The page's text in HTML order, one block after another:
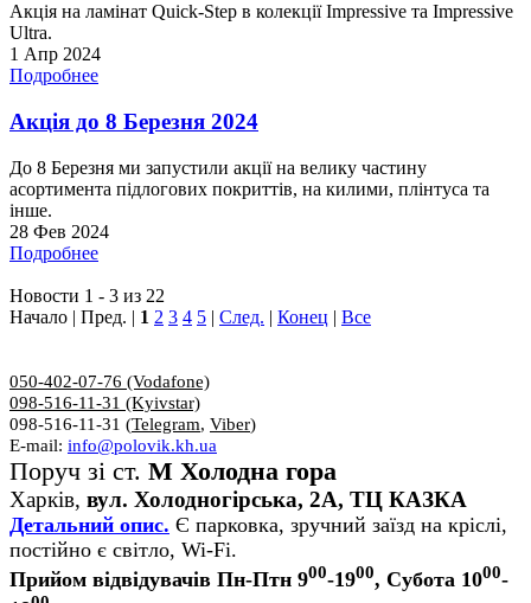
Акція на ламінат Quick-Step в колекції Impressive та Impressive
Ultra.
1 Апр 2024
Подробнее
Акція до 8 Березня 2024
До 8 Березня ми запустили акції на велику частину
асортимента підлогових покриттів, на килими, плінтуса та
інше.
28 Фев 2024
Подробнее
Новости 1 - 3 из 22
Начало | Пред. | 1 2 3 4 5 | След. | Конец | Все
050-402-07-76 (Vodafone)
098-516-11-31 (Kyivstar)
098-516-11-31 (Telegram, Viber)
E-mail: info@polovik.kh.ua
Поруч зі ст. М Холодна гора
Харків, вул. Холодногірська, 2А, ТЦ КАЗКА
Детальний опис. Є парковка, зручний заїзд на кріслі,
постійно є світло, Wi-Fi.
Прийом відвідувачів Пн-Птн 900-1900, Субота 1000-